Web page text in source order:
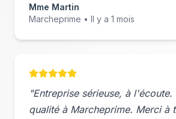
Mme Martin
Marcheprime • Il y a 1 mois
"Entreprise sérieuse, à l'écoute.
qualité à Marcheprime. Merci à